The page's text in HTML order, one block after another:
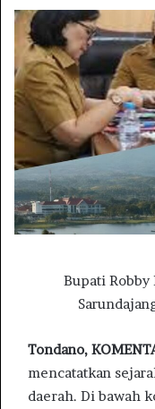
Bupati Robby
Tondano,
mencatatkan
daerah. Di bawah